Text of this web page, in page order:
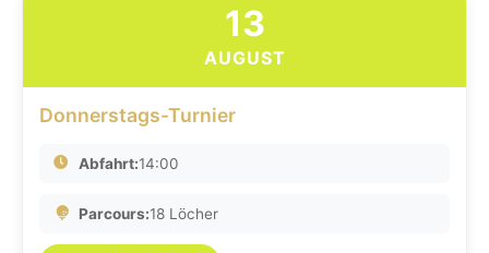
13
AUGUST
Donnerstags-Turnier
Abfahrt:14:00
Parcours:18 Löcher